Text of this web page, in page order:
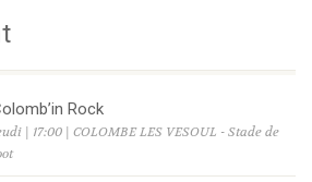
Rock
| 17:00 | COLOMBE LES VESOUL - Stade de